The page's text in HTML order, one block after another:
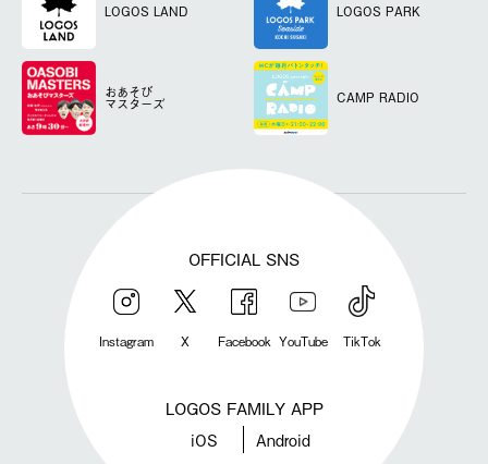
LOGOS LAND LOGOS PARK
おあそび
マスターズ CAMP RADIO
OFFICIAL SNS
Instagram X Facebook YouTube TikTok
LOGOS FAMILY APP
iOS Android